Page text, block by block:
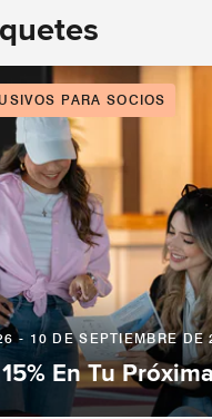
PARA SOCIOS
- 10 DE SEPTIEMBRE DE
En Tu